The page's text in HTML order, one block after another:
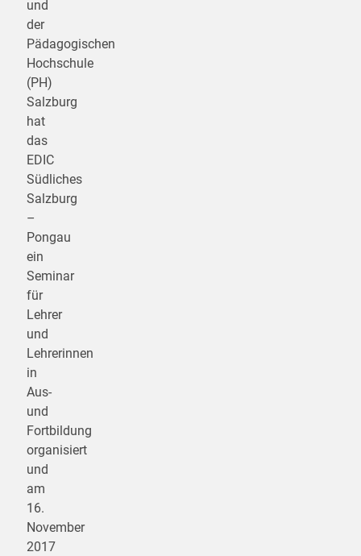
und
der
Pädagogischen
Hochschule
(PH)
Salzburg
hat
das
EDIC
Südliches
Salzburg
–
Pongau
ein
Seminar
für
Lehrer
und
Lehrerinnen
in
Aus-
und
Fortbildung
organisiert
und
am
16.
November
2017